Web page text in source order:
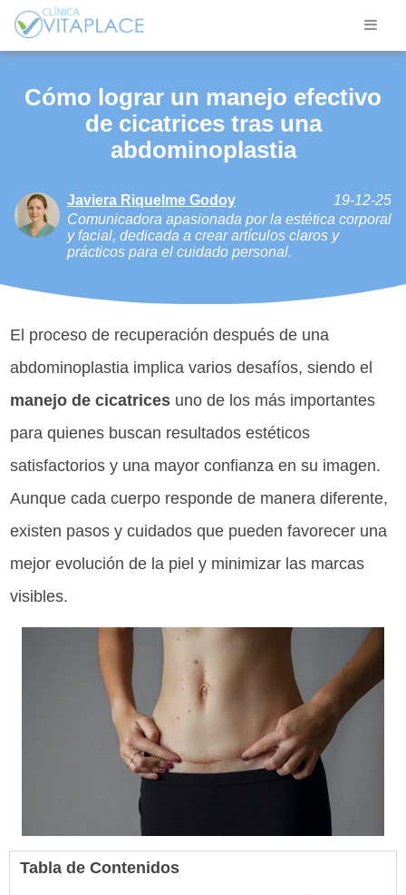
Cómo lograr un manejo efectivo
de cicatrices tras una
abdominoplastia
Javiera Riquelme Godoy
19-12-25
Comunicadora apasionada por la estética corporal
y facial, dedicada a crear artículos claros y
prácticos para el cuidado personal.
El proceso de recuperación después de una
abdominoplastia implica varios desafíos, siendo el
manejo de cicatrices uno de los más importantes
para quienes buscan resultados estéticos
satisfactorios y una mayor confianza en su imagen.
Aunque cada cuerpo responde de manera diferente,
existen pasos y cuidados que pueden favorecer una
mejor evolución de la piel y minimizar las marcas
visibles.
Tabla de Contenidos